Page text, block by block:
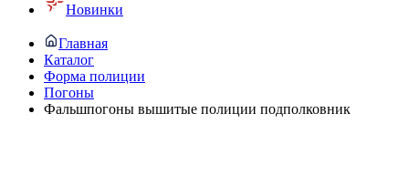
Новинки
Главная
Каталог
Форма полиции
Погоны
Фальшпогоны вышитые полиции подполковник